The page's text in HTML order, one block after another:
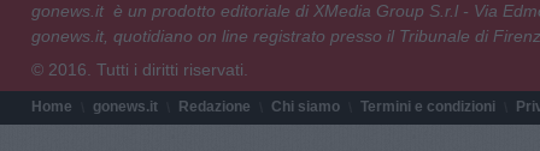
gonews.it è un prodotto editoriale di XMedia Group S.r.l - Via
gonews.it, quotidiano on line registrato presso il Tribunale di
© 2016. Tutti i diritti riservati.
Home gonews.it Redazione Chi siamo Termini e condizioni